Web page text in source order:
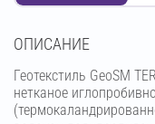
OПИСАНИЕ
Геотекстиль GeoSM
нетканое